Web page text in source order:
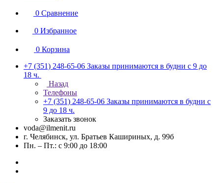
0 Сравнение
0 Избранное
0 Корзина
+7 (351) 248-65-06 Заказы принимаются в будни с 9 до
18 ч.
Назад
Телефоны
+7 (351) 248-65-06 Заказы принимаются в будни с
9 до 18 ч.
Заказать звонок
voda@ilmenit.ru
г. Челябинск, ул. Братьев Кашириных, д. 99б
Пн. – Пт.: с 9:00 до 18:00